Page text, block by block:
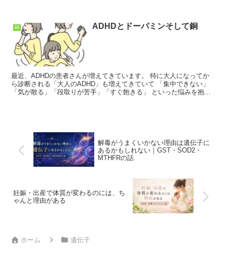
銅 ADHDとドーパミンそして銅
最近、ADHDの患者さんが増えてきています。 特に大人になってか
ら診断される「大人のADHD」も増えてきていて 「集中できない」
「気が散る」「段取りが苦手」「すぐ飽きる」 といった悩みを抱え
解毒がうまくいかない理由は遺伝子に
あるかもしれない｜GST・SOD2・
MTHFRの話
妊娠・出産で体質が変わるのには、ち
ゃんと理由がある
ホーム 遺伝子